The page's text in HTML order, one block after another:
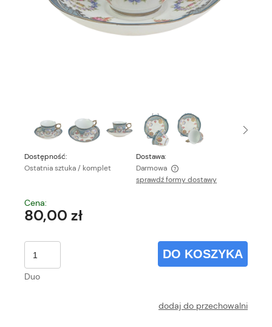
Dostępność:
Ostatnia sztuka / komplet
Dostawa:
Darmowa
Cena nie zawiera ewentualnych kosztów płatności
sprawdź formy dostawy
Cena:
80,00 zł
Duo
DO KOSZYKA
dodaj do przechowalni